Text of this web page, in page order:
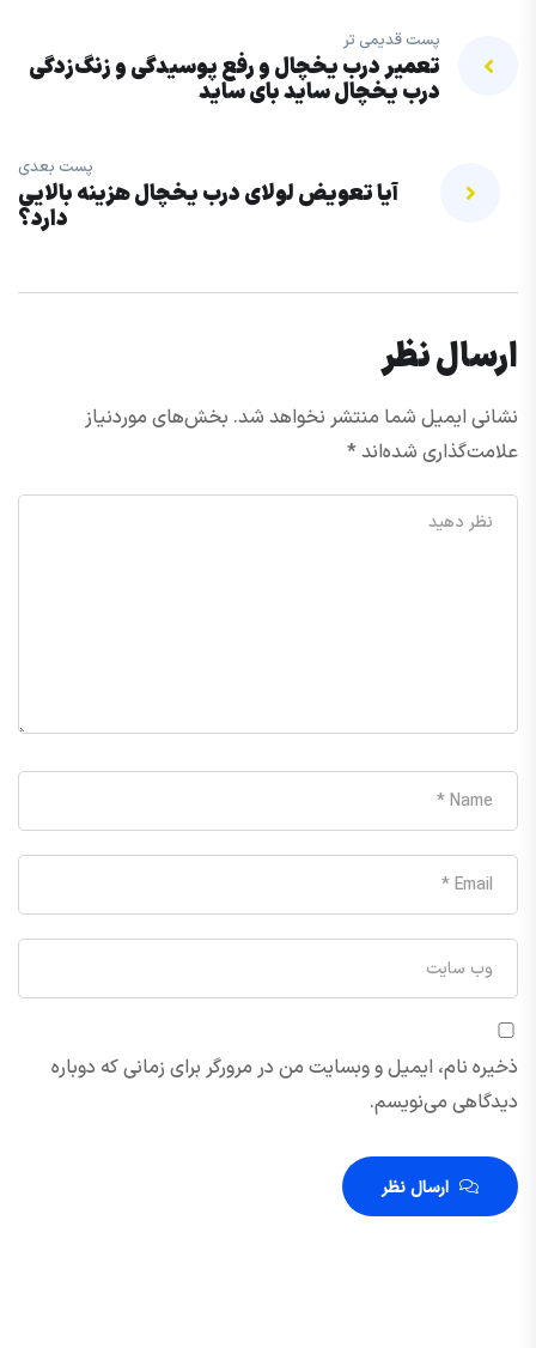
پست قدیمی تر
تعمیر درب یخچال و رفع پوسیدگی و زنگ‌زدگی
درب یخچال ساید بای ساید
پست بعدی
آیا تعویض لولای درب یخچال هزینه بالایی
دارد؟
ارسال نظر
نشانی ایمیل شما منتشر نخواهد شد. بخش‌های موردنیاز
علامت‌گذاری شده‌اند *
ذخیره نام، ایمیل و وبسایت من در مرورگر برای زمانی که دوباره
دیدگاهی می‌نویسم.
ارسال نظر